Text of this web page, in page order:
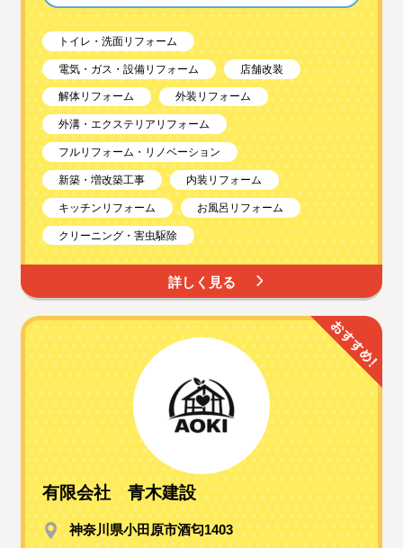
トイレ・洗面リフォーム
電気・ガス・設備リフォーム 店舗改装
解体リフォーム 外装リフォーム
外溝・エクステリアリフォーム
フルリフォーム・リノベーション
新築・増改築工事 内装リフォーム
キッチンリフォーム お風呂リフォーム
クリーニング・害虫駆除
詳しく見る
有限会社 青木建設
神奈川県小田原市酒匂1403